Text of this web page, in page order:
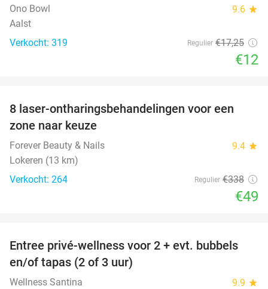
Ono Bowl 9.6 star
Aalst
Verkocht: 319
Regulier €17,25
€12
86%
8 laser-ontharingsbehandelingen voor een
zone naar keuze
Forever Beauty & Nails 9.4 star
Lokeren (13 km)
Verkocht: 264
Regulier €338
€49
34%
Entree privé-wellness voor 2 + evt. bubbels
en/of tapas (2 of 3 uur)
Wellness Santina 9.9 star